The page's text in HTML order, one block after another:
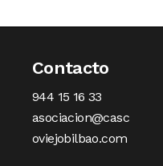
Contacto
944 15 16 33
asociacion@casc
oviejobilbao.com